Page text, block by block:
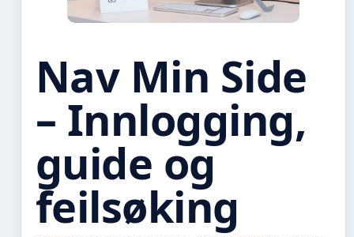
Nav Min Side
– Innlogging,
guide og
feilsøking